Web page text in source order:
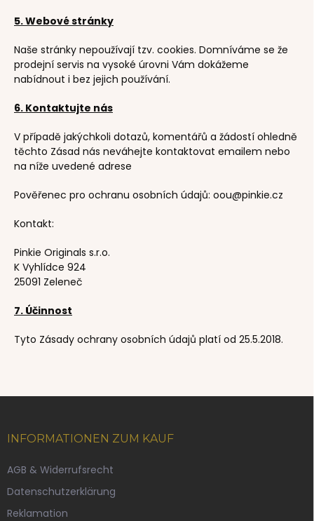
5. Webové stránky
Naše stránky nepoužívají tzv. cookies. Domníváme se že
prodejní servis na vysoké úrovni Vám dokážeme
nabídnout i bez jejich používání.
6. Kontaktujte nás
V případě jakýchkoli dotazů, komentářů a žádostí ohledně
těchto Zásad nás neváhejte kontaktovat emailem nebo
na níže uvedené adrese
Pověřenec pro ochranu osobních údajů: oou@pinkie.cz
Kontakt:
Pinkie Originals s.r.o.
K Vyhlídce 924
25091 Zeleneč
7. Účinnost
Tyto Zásady ochrany osobních údajů platí od 25.5.2018.
ß
e
INFORMATIONEN ZUM KAUF
AGB & Widerrufsrecht
Datenschutzerklärung
Reklamation